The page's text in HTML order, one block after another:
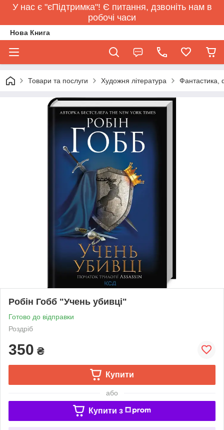
У нас є "єПідтримка"! Є питання, дзвоніть нам в
робочі часи
Нова Книга
Товари та послуги Художня література Фантастика,
Робін Гобб "Учень убивці"
Готово до відправки
Роздріб
350 ₴
Купити
або
Купити з